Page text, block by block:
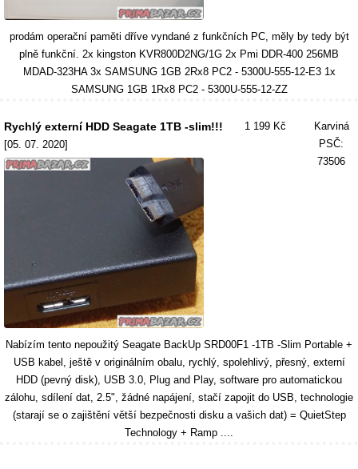
prodám operační paměti dříve vyndané z funkčních PC, měly by tedy být
plně funkční. 2x kingston KVR800D2NG/1G 2x Pmi DDR-400 256MB
MDAD-323HA 3x SAMSUNG 1GB 2Rx8 PC2 - 5300U-555-12-E3 1x
SAMSUNG 1GB 1Rx8 PC2 - 5300U-555-12-ZZ
Rychlý externí HDD Seagate 1TB -slim!!!
[05. 07. 2020]
1 199 Kč
Karviná
PSČ:
73506
Nabízím tento nepoužitý Seagate BackUp SRD00F1 -1TB -Slim Portable +
USB kabel, ještě v originálním obalu, rychlý, spolehlivý, přesný, externí
HDD (pevný disk), USB 3.0, Plug and Play, software pro automatickou
zálohu, sdílení dat, 2.5", žádné napájení, stačí zapojit do USB, technologie
(starají se o zajištění větší bezpečnosti disku a vašich dat) = QuietStep
Technology + Ramp ....